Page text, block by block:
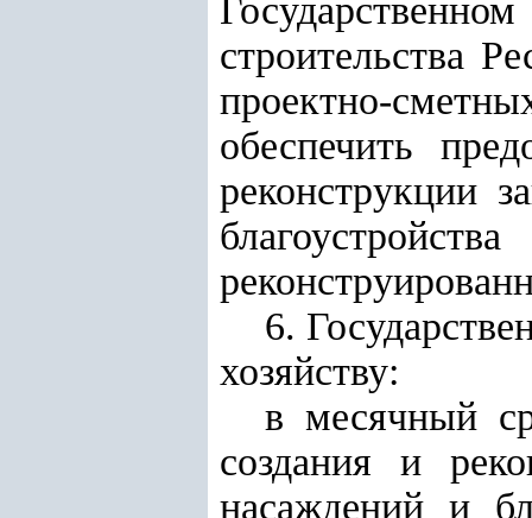
строительства
проектно-
обеспечить
реконструкции
6.
хозяйству:
в месячный
создания и
насаждений и